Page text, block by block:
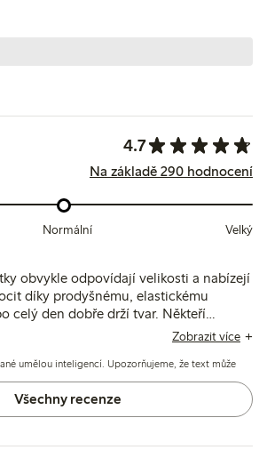
4.7
Na základě 290 hodnocení
Normální Velký
obvykle odpovídají velikosti a nabízejí
díky prodyšnému, elastickému
celý den dobře drží tvar. Někteří
problémy s odíráním od štítků,
pohodlí a oporu.
Zobrazit více
umělou inteligencí. Upozorňujeme, že text může
Všechny recenze